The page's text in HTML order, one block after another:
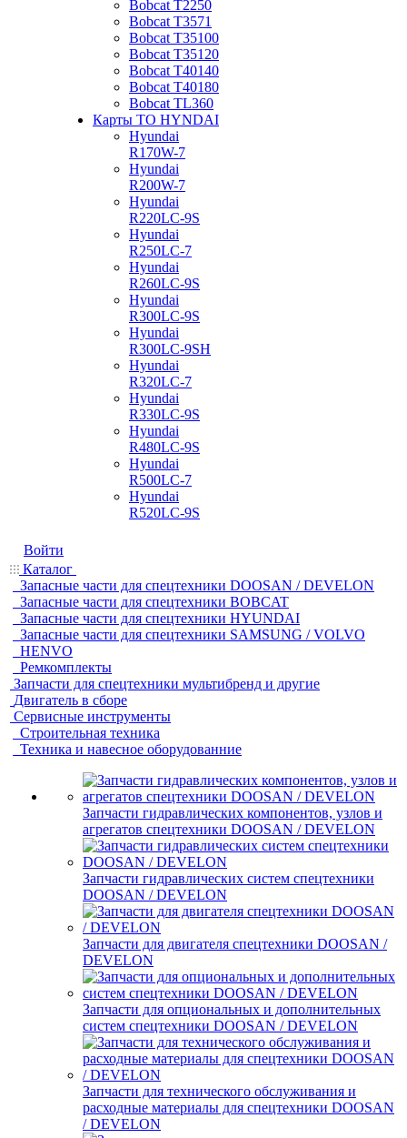
Bobcat Т2250
Bobcat Т3571
Bobcat Т35100
Bobcat Т35120
Bobcat Т40140
Bobcat Т40180
Bobcat ТL360
Карты ТО HYNDAI
Hyundai
R170W-7
Hyundai
R200W-7
Hyundai
R220LC-9S
Hyundai
R250LC-7
Hyundai
R260LC-9S
Hyundai
R300LC-9S
Hyundai
R300LC-9SH
Hyundai
R320LC-7
Hyundai
R330LC-9S
Hyundai
R480LC-9S
Hyundai
R500LC-7
Hyundai
R520LC-9S
Войти
Каталог
Запасные части для спецтехники DOOSAN / DEVELON
Запасные части для спецтехники BOBCAT
Запасные части для спецтехники HYUNDAI
Запасные части для спецтехники SAMSUNG / VOLVO
HENVO
Ремкомплекты
Запчасти для спецтехники мультибренд и другие
Двигатель в сборе
Сервисные инструменты
Строительная техника
Техника и навесное оборудованние
Запчасти гидравлических компонентов, узлов и
агрегатов спецтехники DOOSAN / DEVELON
Запчасти гидравлических систем спецтехники
DOOSAN / DEVELON
Запчасти для двигателя спецтехники DOOSAN /
DEVELON
Запчасти для опциональных и дополнительных
систем спецтехники DOOSAN / DEVELON
Запчасти для технического обслуживания и
расходные материалы для спецтехники DOOSAN
/ DEVELON